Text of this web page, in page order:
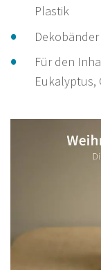
Plastik
Für den
Eukalyptus,